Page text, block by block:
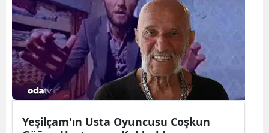
Yeşilçam'ın Usta Oyuncusu Coşkun